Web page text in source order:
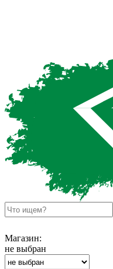
Магазин:
не выбран